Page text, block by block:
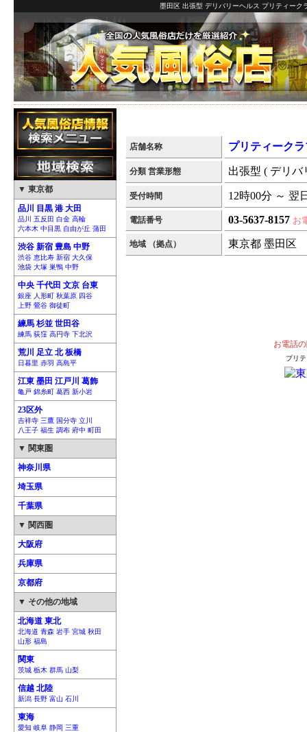
墨田区 出張型 デリバリーヘルス プリティー
▼ 東京都
品川 目黒 港 大田
品川 五反田 白金 高輪
六本木 中目黒 自由が丘 蒲田
渋谷 新宿 豊島 中野
渋谷 恵比寿 新宿 大久保
池袋 大塚 巣鴨 中野
中央 千代田 文京 台東
銀座 人形町 秋葉原 四谷
上野 鶯谷 御徒町
練馬 杉並 世田谷
練馬 荻窪 高円寺 下北沢
荒川 足立 北 板橋
日暮里 赤羽 高島平
江東 墨田 江戸川 葛飾
亀戸 錦糸町 葛西 新小岩
23区外
吉祥寺 三鷹 国分寺 立川
八王子 福生 調布 府中 町田
▼ 関東圏
神奈川県
埼玉県
千葉県
▼ 関西圏
大阪府
兵庫県
京都府
▼ その他の地域
北海道 東北
北海道 青森 岩手 宮城 秋田
山形 福島
関東
茨城 栃木 群馬 山梨
信越 北陸
新潟 長野 富山 石川
東海
愛知 岐阜 静岡 三重
店舗名称 プリティークラ
分類 営業形態 出張型 ( デリバ
受付時間 12時00分 ～ 翌
電話番号 03-5637-8157 お
地域 （拠点） 東京都 墨田区
お電話
プリ